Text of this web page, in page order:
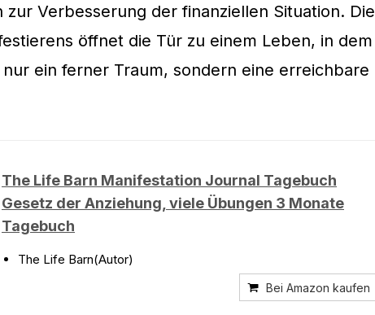
Verbesserung der finanziellen Situation. Die
öffnet die Tür zu einem Leben, in dem
ein ferner Traum, sondern eine erreichbare
The Life Barn Manifestation Journal Tagebuch
Gesetz der Anziehung, viele Übungen 3 Monate
Tagebuch
The Life Barn(Autor)
Bei Amazon kaufen